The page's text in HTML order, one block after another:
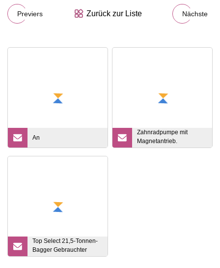
Previers Zurück zur Liste Nächste
An
Zahnradpumpe mit
Magnetantrieb.
Zahnradpumpe mit
Top Select 21,5-Tonnen-
Bagger Gebrauchter
Sany-Bagger Sy215c